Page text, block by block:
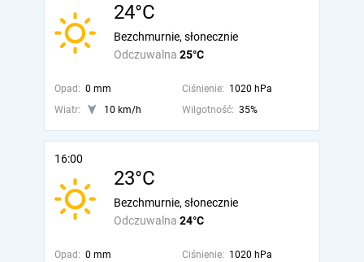
24°C
Odczuwalna 25°C
Bezchmurnie, słonecznie
Opad: 0 mm Ciśnienie: 1020 hPa
Wiatr:
10 km/h Wilgotność: 35%
16:00
23°C
Odczuwalna 24°C
Bezchmurnie, słonecznie
Opad: 0 mm Ciśnienie: 1020 hPa